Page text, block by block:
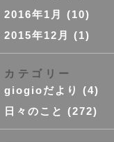
2016年1月
(10)
2015年12月
(1)
カテゴリー
giogioだより
(4)
日々のこと (272)